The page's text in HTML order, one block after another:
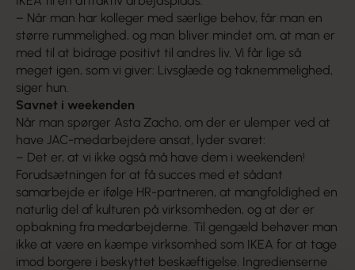
– Når man har kolleger med særlige behov, får man en
større rummelighed, og man bliver mindet om, at man er
med til at bidrage positivt til andres liv. Vi får lige så
meget igen, som vi giver: Livsglæde og taknemmelighed,
siger hun.
Savnet i weekenden
Når man spørger Asta Zacho, om der er ulemper ved at
have JAC-medarbejdere ansat, lyder svaret:
– Det er, at vi ikke også må have dem i weekenden!
Forudsætningen for at få succes med et sådant
samarbejde er ifølge HR-partneren, at mangfoldighed en
naturlig del af kulturen på virksomheden, og at der er
opbakning fra medarbejderne. Til gengæld behøver man
ikke at være en kæmpe virksomhed som IKEA for at tage
imod borgere i beskyttet beskæftigelse. Ingredienserne